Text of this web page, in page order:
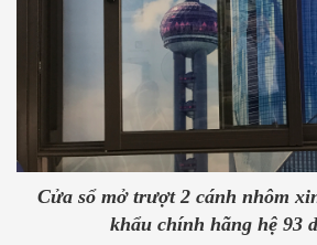
Cửa sổ mở trượt 2 cánh nhôm
khẩu chính hãng hệ 93